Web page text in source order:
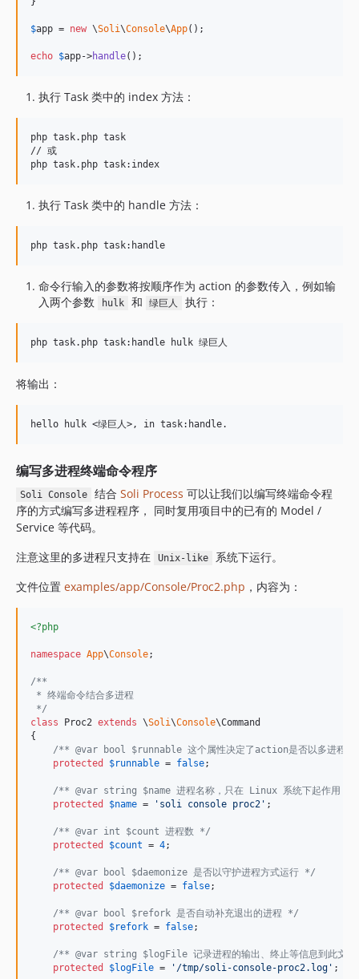
$app = new \Soli\Console\App();
echo $app->handle();
执行 Task 类中的 index 方法：
php task.php task
// 或
执行 Task 类中的 handle 方法：
命令行输入的参数将按顺序作为 action 的参数传入，例如输
入两个参数
hulk 和 绿巨人 执行：
将输出：
编写多进程终端命令程序
Soli Console 结合 Soli Process 可以让我们以编写终端命令程
序的方式编写多进程程序， 同时复用项目中的已有的 Model /
Service 等代码。
注意这里的多进程只支持在
Unix-like
系统下运行。
文件位置 examples/app/Console/Proc2.php ，内容为：
<?php
namespace App\Console;
/**
* 终端命令结合多进程
*/
class Proc2 extends \Soli\Console\Command
{
/** @var bool $runnable 这个属性决定了action是否以多进程
protected
$runnable = false;
/** @var string $name 进程名称，只在 Linux 系统下起作用 */
protected
$name = ' soli console proc2 ' ;
/** @var int $count 进程数 */
protected
$count = 4;
/** @var bool $daemonize 是否以守护进程方式运行 */
protected
$daemonize = false;
/** @var bool $refork 是否自动补充退出的进程 */
protected
$refork = false;
/** @var string $logFile 记录进程的输出、终止等信息到此文
protected
$logFile = ' /tmp/soli-console-proc2.log ' ;